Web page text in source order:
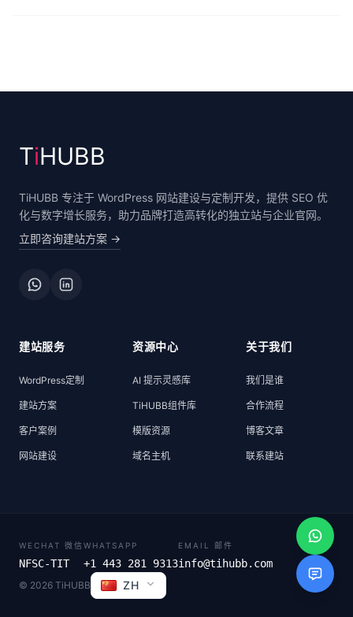
TiHUBB
TiHUBB 专注于 WordPress 网站建设与定制开发，提供 SEO 优
化与数字增长服务，助力品牌打造高转化的独立站与企业官网。
立即咨询建站方案 →
建站服务
WordPress定制
建站方案
客户案例
网站建设
资源中心
AI 提示灵感库
TiHUBB组件库
模版资源
域名主机
关于我们
我们是谁
合作流程
博客文章
联系建站
WECHAT 微信
NFSC-TIT
WHATSAPP
+1 443 281 9313
EMAIL 邮件
info@tihubb.com
© 2026 TiHUBB ZH